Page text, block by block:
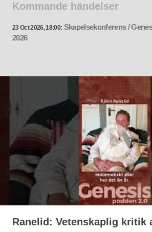
Kommande händelser
23 Oct 2026, 18:00: Skapelsekonferens /
2026
Ranelid: Vetenskaplig kritik